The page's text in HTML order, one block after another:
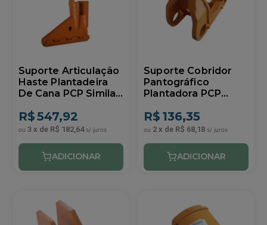
Suporte Articulação
Haste Plantadeira
De Cana PCP Similar
R$547,92
3 x de R$ 182,64
Suporte Cobridor
Pantográfico
Plantadora PCP
R$ 136,35
2 x de R$ 68,18